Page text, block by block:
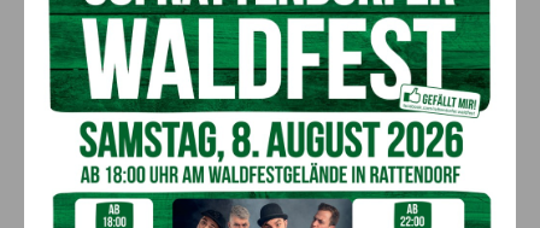
Besucherinnen bei derLindwurm-Apotheke Klagenfurt
kostenlos Langzeitblutzucker und Cholesterinmessen
lassen, während derSonnentor-Shop Klagenfurtzum Tee-
Verkosten, unter anderem mit dem „Frau Sein Tee“, einlud.
BlumenGenuss Hassholdpräsentierte hochwertige Alpha-
Olivenöle, und Maja VeberbotIngwer-Shots
zum Probieren
Biogenastellte Produkte zum Entdecken vor, undErika
Tonsopräsentierte ihr Label „Eine Tasche mit Herz“ mit
handgefertigten Korktaschen. Den kulinarischen Abschluss